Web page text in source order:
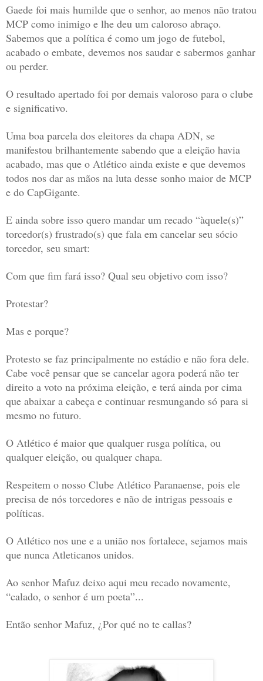
Gaede foi mais humilde que o senhor, ao menos não tratou
MCP como inimigo e lhe deu um caloroso abraço.
Sabemos que a política é como um jogo de futebol,
acabado o embate, devemos nos saudar e sabermos ganhar
ou perder.
O resultado apertado foi por demais valoroso para o clube
e significativo.
Uma boa parcela dos eleitores da chapa ADN, se
manifestou brilhantemente sabendo que a eleição havia
acabado, mas que o Atlético ainda existe e que devemos
todos nos dar as mãos na luta desse sonho maior de MCP
e do CapGigante.
E ainda sobre isso quero mandar um recado “àquele(s)”
torcedor(s) frustrado(s) que fala em cancelar seu sócio
torcedor, seu smart:
Com que fim fará isso? Qual seu objetivo com isso?
Protestar?
Mas e porque?
Protesto se faz principalmente no estádio e não fora dele.
Cabe você pensar que se cancelar agora poderá não ter
direito a voto na próxima eleição, e terá ainda por cima
que abaixar a cabeça e continuar resmungando só para si
mesmo no futuro.
O Atlético é maior que qualquer rusga política, ou
qualquer eleição, ou qualquer chapa.
Respeitem o nosso Clube Atlético Paranaense, pois ele
precisa de nós torcedores e não de intrigas pessoais e
políticas.
O Atlético nos une e a união nos fortalece, sejamos mais
que nunca Atleticanos unidos.
Ao senhor Mafuz deixo aqui meu recado novamente,
“calado, o senhor é um poeta”...
Então senhor Mafuz, ¿Por qué no te callas?